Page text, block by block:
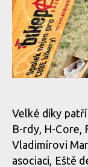
Kojenduro -
očekávání!
Velké díky
B-rdy, H-Core,
Vladimírovi
asociaci, Eště